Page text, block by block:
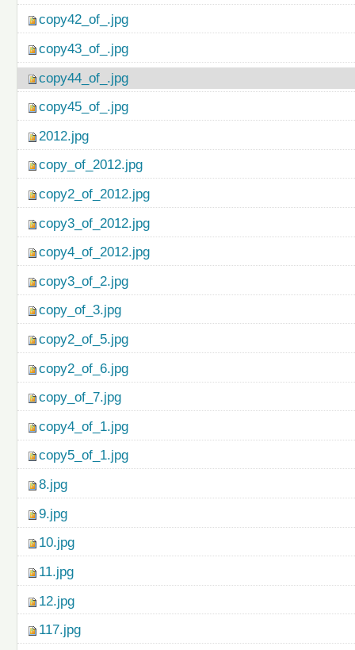
copy42_of_.jpg
copy43_of_.jpg
copy44_of_.jpg
copy45_of_.jpg
2012.jpg
copy_of_2012.jpg
copy2_of_2012.jpg
copy3_of_2012.jpg
copy4_of_2012.jpg
copy3_of_2.jpg
copy_of_3.jpg
copy2_of_5.jpg
copy2_of_6.jpg
copy_of_7.jpg
copy4_of_1.jpg
copy5_of_1.jpg
8.jpg
9.jpg
10.jpg
11.jpg
12.jpg
117.jpg